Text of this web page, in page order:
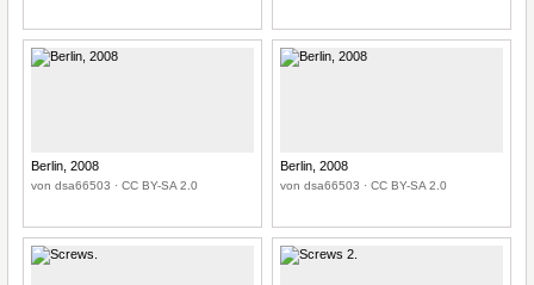
Berlin, 2008
von dsa66503 · CC BY-SA 2.0
Berlin, 2008
von dsa66503 · CC BY-SA 2.0